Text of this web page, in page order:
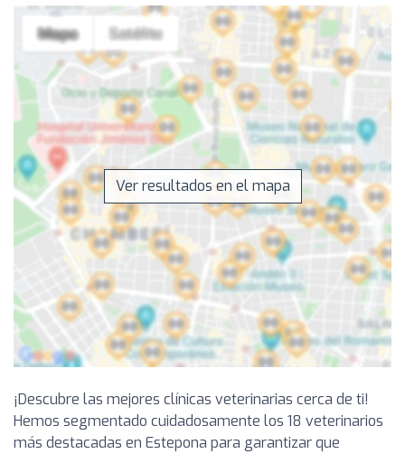
Ver resultados en el mapa
¡Descubre las mejores clínicas veterinarias cerca de ti!
Hemos segmentado cuidadosamente los 18 veterinarios
más destacadas en Estepona para garantizar que